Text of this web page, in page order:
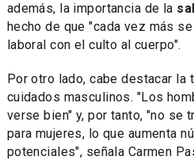
además, la importancia de la
hecho de que "cada vez más
laboral con el culto al cuerpo".
Por otro lado, cabe destacar la
cuidados masculinos. "Los
verse bien" y, por tanto, "no se
para mujeres, lo que aumenta
potenciales", señala Carmen